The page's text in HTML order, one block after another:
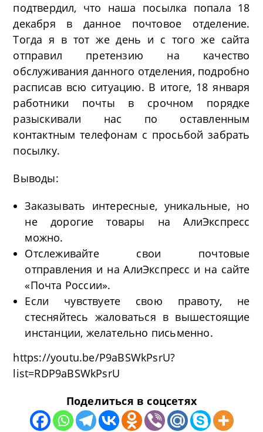
подтвердил, что наша посылка попала 18
декабря в данное почтовое отделение.
Тогда я в тот же день и с того же сайта
отправил претензию на качество
обслуживания данного отделения, подробно
расписав всю ситуацию. В итоге, 18 января
работники почты в срочном порядке
разыскивали нас по оставленным
контактным телефонам с просьбой забрать
посылку.
Выводы:
Заказывать интересные, уникальные, но
не дорогие товары на АлиЭкспресс
можно.
Отслеживайте свои почтовые
отправления и на АлиЭкспресс и на сайте
«Почта России».
Если чувствуете свою правоту, не
стесняйтесь жаловаться в вышестоящие
инстанции, желательно письменно.
https://youtu.be/P9aBSWkPsrU?
list=RDP9aBSWkPsrU
Поделиться в соцсетях